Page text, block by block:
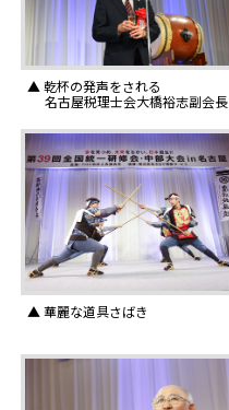
▲ 乾杯の発声をされる
名古屋税理士会大橋裕志副会長
▲ 華麗な道具さばき